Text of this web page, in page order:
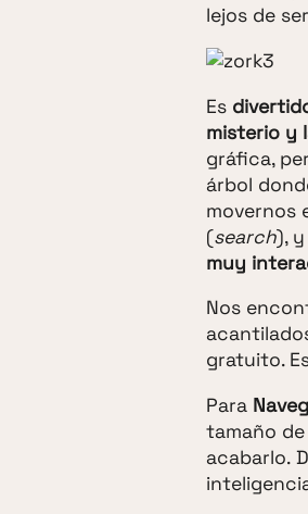
lejos de
Es
misterio y
gráfica,
árbol
movernos
(search),
muy
Nos
gratuito.
Para
tamaño de
acabarlo.